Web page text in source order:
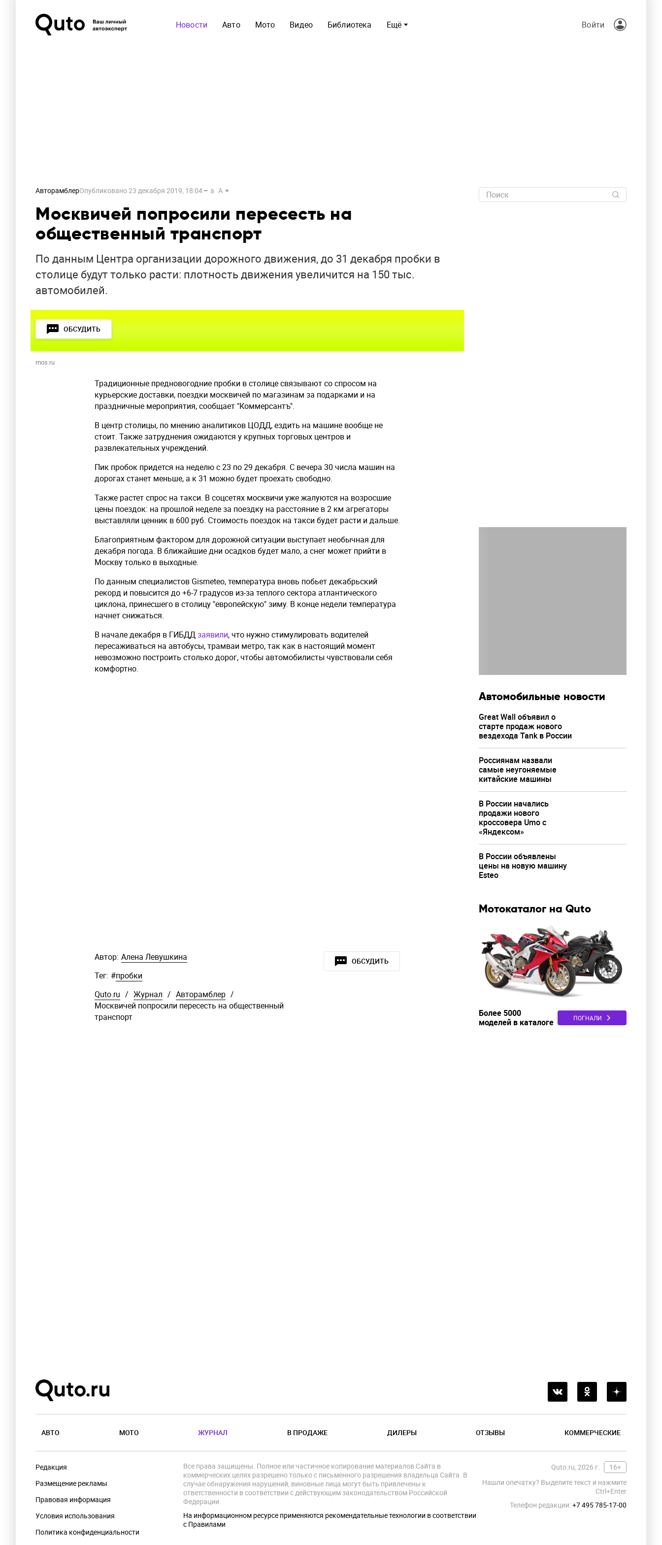
Ещё
Новости Авто Мото Видео Библиотека Войти
АвторамблерОпубликовано23 декабря 2019, 18:04 a A
Москвичей попросили пересесть на
общественный транспорт
По данным Центра организации дорожного движения, до 31 декабря пробки в
столице будут только расти: плотность движения увеличится на 150 тыс.
автомобилей.
ОБСУДИТЬ
mos.ru
Традиционные предновогодние пробки в столице связывают со спросом на
курьерские доставки, поездки москвичей по магазинам за подарками и на
праздничные мероприятия, сообщает "Коммерсантъ".
В центр столицы, по мнению аналитиков ЦОДД, ездить на машине вообще не
стоит. Также затруднения ожидаются у крупных торговых центров и
развлекательных учреждений.
Пик пробок придется на неделю с 23 по 29 декабря. С вечера 30 числа машин на
дорогах станет меньше, а к 31 можно будет проехать свободно.
Также растет спрос на такси. В соцсетях москвичи уже жалуются на возросшие
цены поездок: на прошлой неделе за поездку на расстояние в 2 км агрегаторы
выставляли ценник в 600 руб. Стоимость поездок на такси будет расти и дальше.
Благоприятным фактором для дорожной ситуации выступает необычная для
декабря погода. В ближайшие дни осадков будет мало, а снег может прийти в
Москву только в выходные.
По данным специалистов Gismeteo, температура вновь побьет декабрьский
рекорд и повысится до +6-7 градусов из-за теплого сектора атлантического
циклона, принесшего в столицу "европейскую" зиму. В конце недели температура
начнет снижаться.
В начале декабря в ГИБДДзаявили, что нужно стимулировать водителей
пересаживаться на автобусы, трамваи метро, так как в настоящий момент
невозможно построить столько дорог, чтобы автомобилисты чувствовали себя
комфортно.
ОБСУДИТЬ
Автор: Алена Левушкина
Тег: #пробки
Quto.ru / Журнал / Авторамблер /
Москвичей попросили пересесть на общественный
транспорт
Автомобильные новости
Great Wall объявил о
старте продаж нового
вездехода Tank в России
Россиянам назвали
самые неугоняемые
китайские машины
В России начались
продажи нового
кроссовера Umo с
«Яндексом»
В России объявлены
цены на новую машину
Esteo
Мотокаталог на Quto
Более 5000
моделей в каталоге
ПОГНАЛИ
АВТО МОТО ЖУРНАЛ В ПРОДАЖЕ ДИЛЕРЫ ОТЗЫВЫ КОММЕРЧЕСКИЕ
Редакция
Размещение рекламы
Правовая информация
Условия использования
Политика конфиденциальности
Quto.ru, 2026 г.
16+
Нашли опечатку? Выделите текст и нажмите
Ctrl+Enter
Телефон редакции:+7 495 785-17-00
Все права защищены. Полное или частичное копирование материалов Сайта в
коммерческих целях разрешено только с письменного разрешения владельца Сайта. В
случае обнаружения нарушений, виновные лица могут быть привлечены к
ответственности в соответствии с действующим законодательством Российской
Федерации.
На информационном ресурсе применяются рекомендательные технологии в соответствии
с Правилами